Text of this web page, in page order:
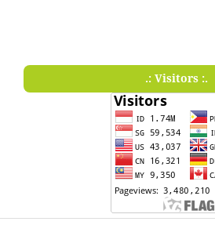
.: Visitors :.